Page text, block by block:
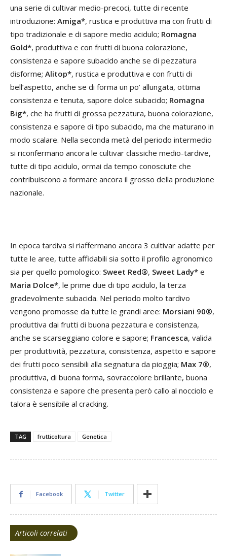
una serie di cultivar medio-precoci, tutte di recente
introduzione: Amiga*, rustica e produttiva ma con frutti di
tipo tradizionale e di sapore medio acidulo; Romagna
Gold*, produttiva e con frutti di buona colorazione,
consistenza e sapore subacido anche se di pezzatura
disforme; Alitop*, rustica e produttiva e con frutti di
bell’aspetto, anche se di forma un po’ allungata, ottima
consistenza e tenuta, sapore dolce subacido; Romagna
Big*, che ha frutti di grossa pezzatura, buona colorazione,
consistenza e sapore di tipo subacido, ma che maturano in
modo scalare. Nella seconda metà del periodo intermedio
si riconfermano ancora le cultivar classiche medio-tardive,
tutte di tipo acidulo, ormai da tempo conosciute che
contribuiscono a formare ancora il grosso della produzione
nazionale.
In epoca tardiva si riaffermano ancora 3 cultivar adatte per
tutte le aree, tutte affidabili sia sotto il profilo agronomico
sia per quello pomologico: Sweet Red®, Sweet Lady* e
Maria Dolce*, le prime due di tipo acidulo, la terza
gradevolmente subacida. Nel periodo molto tardivo
vengono promosse da tutte le grandi aree: Morsiani 90®,
produttiva dai frutti di buona pezzatura e consistenza,
anche se scarseggiano colore e sapore; Francesca, valida
per produttività, pezzatura, consistenza, aspetto e sapore
dei frutti poco sensibili alla segnatura da pioggia; Max 7®,
produttiva, di buona forma, sovraccolore brillante, buona
consistenza e sapore che presenta però callo al nocciolo e
talora è sensibile al cracking.
TAG frutticoltura Genetica
Facebook Twitter
Articoli correlati